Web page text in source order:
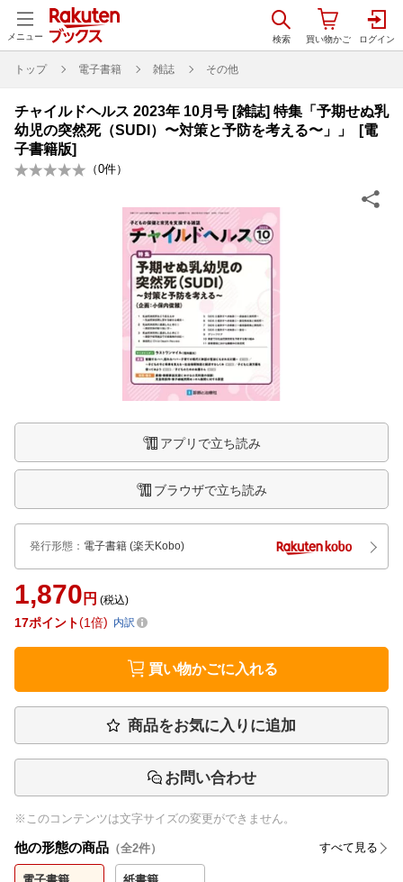
メニュー
トップ 電子書籍 雑誌 その他
チャイルドヘルス 2023年 10月号 [雑誌] 特集「予期せぬ乳
幼児の突然死（SUDI）〜対策と予防を考える〜」」 [電
子書籍版]
（0件）
アプリで立ち読み
ブラウザで立ち読み
発行形態 ： 電子書籍 (楽天Kobo)
1,870 円 (税込)
17ポイント 1倍 内訳
買い物かごに入れる
商品をお気に入りに追加
お問い合わせ
※このコンテンツは文字サイズの変更ができません。
他の形態の商品 （全2件） すべて見る